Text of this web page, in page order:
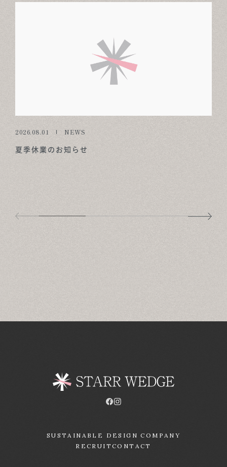
2026.08.01 NEWS
夏季休業のお知らせ
SUSTAINABLE DESIGN COMPANY
RECRUIT CONTACT